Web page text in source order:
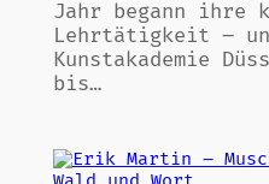
Jahr begann ihre
Lehrtätigkeit –
Kunstakademie
bis…